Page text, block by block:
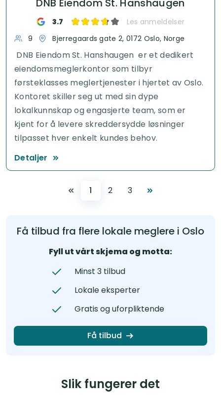
DNB Eiendom St. Hanshaugen
3.7 Les anmeldelser
DNB Eiendom St. Hanshaugen er et dedikert
eiendomsmeglerkontor som tilbyr
førsteklasses meglertjenester i hjertet av Oslo.
Kontoret skiller seg ut med sin dype
lokalkunnskap og engasjerte team, som er
kjent for å levere skreddersydde løsninger
tilpasset hver enkelt kundes behov.
9 Bjerregaards gate 2, 0172 Oslo, Norge
Detaljer
1 2 3
Få tilbud fra flere lokale meglere i Oslo
Fyll ut vårt skjema og motta:
Minst 3 tilbud
Lokale eksperter
Gratis og uforpliktende
Få tilbud
Slik fungerer det